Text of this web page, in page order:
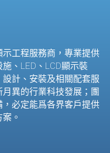
示工程服務商，專業提供
、 LED 、 LCD顯示裝
計、安裝及相關配套服
異的行業科技發展；團
必定能爲各界客戶提供
。